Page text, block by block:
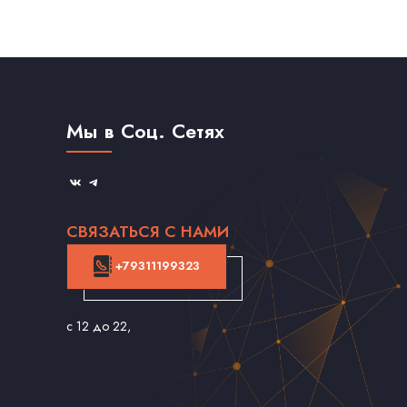
Мы в Соц. Сетях
СВЯЗАТЬСЯ С НАМИ
+79311199323
с 12 до 22,